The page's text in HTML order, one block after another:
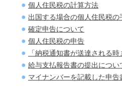
個人住民税の計算方法
出国する場合の個人住民税の
確定申告について
個人住民税の申告
「納税通知書が送達される
給与支払報告書の提出につい
マイナンバーを記載した申